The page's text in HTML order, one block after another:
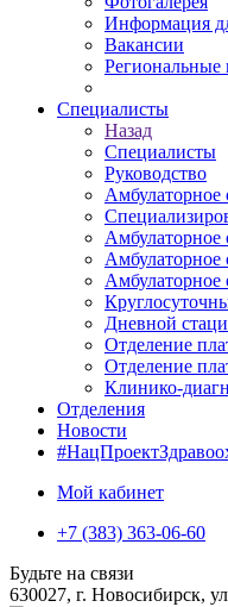
Информация
Вакансии
Региональные
Специалисты
Назад
Специалисты
Руководство
Амбулаторное
Дневной
Отделение
Отделение
Клинико-
Отделения
Новости
Мой кабинет
+7 (383) 363-06-60
Будьте на связи
630027, г. Новосибирск,